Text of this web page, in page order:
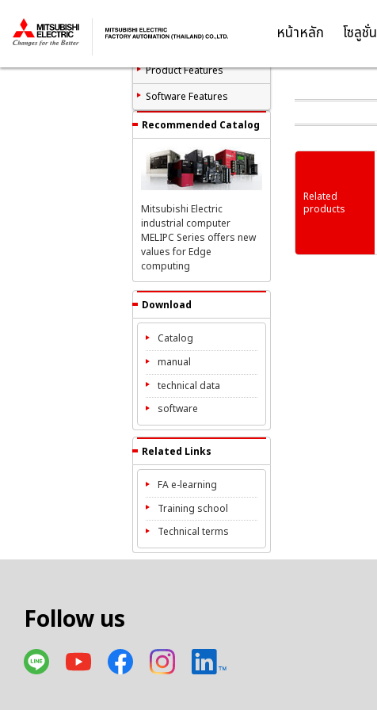
Thailand หน้าหลัก โซลูชั่น
Product List
Product Features
Software Features
Recommended Catalog
Mitsubishi Electric
industrial computer
MELIPC Series offers new
values for Edge
computing
Download
Catalog
manual
technical data
software
Related Links
FA e-learning
Training school
Technical terms
Related
products
Follow us